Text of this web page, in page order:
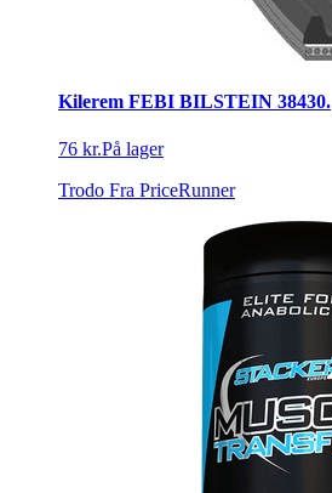
Kilerem FEBI BILSTEIN 38430.
76 kr.På lager
Trodo Fra PriceRunner